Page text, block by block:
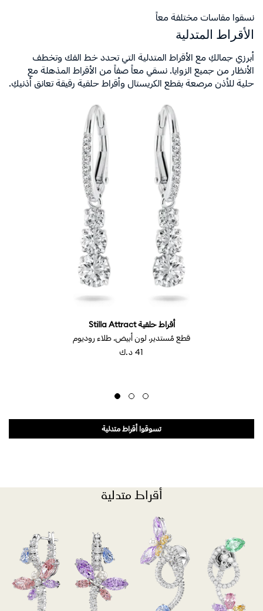
نسقوا مقاسات مختلفة معاً
الأقراط المتدلية
أبرزي جمالكِ مع الأقراط المتدلية التي تحدد خط الفك وتخطف
الأنظار من جميع الزوايا. نسقي معاً صفاً من الأقراط المذهلة مع
حلية للأذن مرصعة بقطع الكريستال وأقراط حلقية رقيقة تعانق أذنيكِ.
أقراط حلقية Stilla Attract‎
قطع مُستدير، لون أبيض،‎ طلاء روديوم
تسوقوا أقراط متدلية
أقراط متدلية